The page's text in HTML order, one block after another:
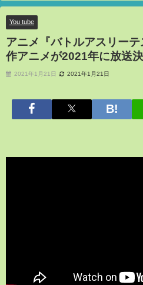
が2021年に放送決定！
You tube
アニメ『バトルアスリー
作アニメが2021年に放送決
2021年1月21日 2021年1月21日